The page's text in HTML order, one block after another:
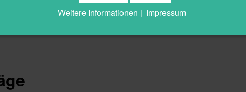
Weitere Informationen | Impressum